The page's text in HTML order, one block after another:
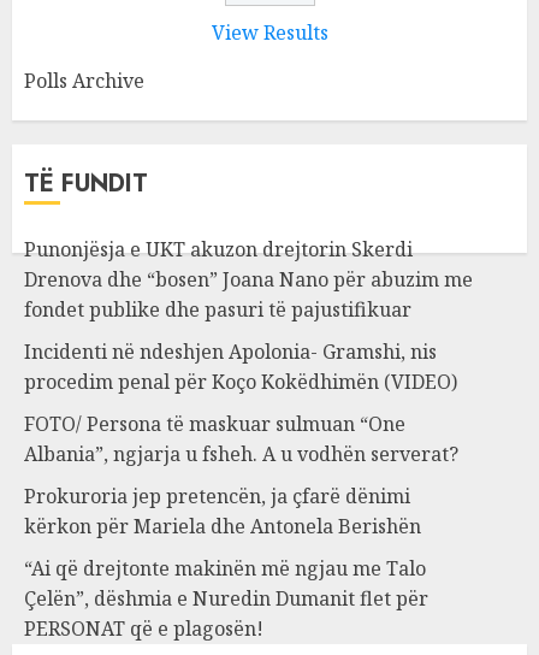
View Results
Polls Archive
TË FUNDIT
Punonjësja e UKT akuzon drejtorin Skerdi
Drenova dhe “bosen” Joana Nano për abuzim me
fondet publike dhe pasuri të pajustifikuar
Incidenti në ndeshjen Apolonia- Gramshi, nis
procedim penal për Koço Kokëdhimën (VIDEO)
FOTO/ Persona të maskuar sulmuan “One
Albania”, ngjarja u fsheh. A u vodhën serverat?
Prokuroria jep pretencën, ja çfarë dënimi
kërkon për Mariela dhe Antonela Berishën
“Ai që drejtonte makinën më ngjau me Talo
Çelën”, dëshmia e Nuredin Dumanit flet për
PERSONAT që e plagosën!